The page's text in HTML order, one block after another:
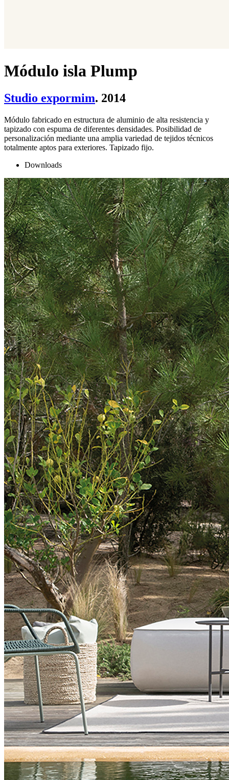
Módulo isla Plump
Studio expormim. 2014
Módulo fabricado en estructura de aluminio de alta resistencia y
tapizado con espuma de diferentes densidades. Posibilidad de
personalización mediante una amplia variedad de tejidos técnicos
totalmente aptos para exteriores. Tapizado fijo.
Downloads